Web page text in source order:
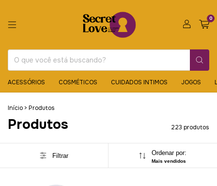
0
ACESSÓRIOS COSMÉTICOS CUIDADOS INTIMOS JOGOS
Início > Produtos
Produtos 223 produtos
Filtrar Ordenar por:
Mais vendidos